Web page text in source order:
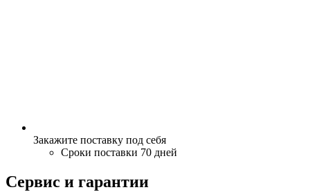
Закажите поставку под себя
Сроки поставки 70 дней
Сервис и гарантии